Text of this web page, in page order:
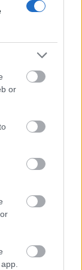
or
lesz Csáki
Színház